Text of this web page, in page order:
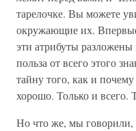
тарелочке. Вы можете
окружающие их.
эти атрибуты
польза от всего этого
тайну того, как и почему
хорошо. Только и всего.
Но что же, мы говорили,